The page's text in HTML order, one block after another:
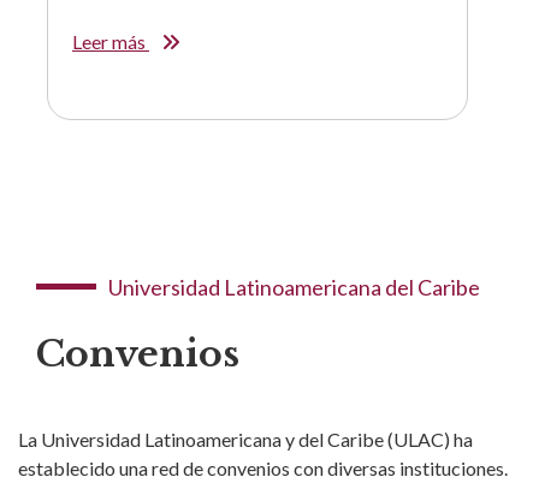
Leer más
Universidad Latinoamericana del Caribe
Convenios
La Universidad Latinoamericana y del Caribe (ULAC) ha
establecido una red de convenios con diversas instituciones.